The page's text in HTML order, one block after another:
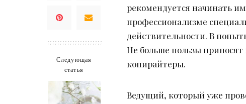
Следующая
статья
рекомендуется начинать
профессионализме
действительности. В
Не больше пользы
копирайтеры.
Ведущий, который уже